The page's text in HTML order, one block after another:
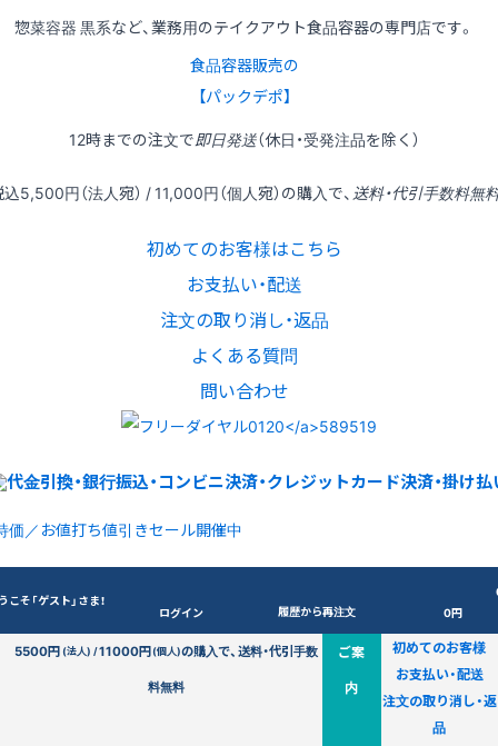
惣菜容器 黒系など、業務用のテイクアウト食品容器の専門店です。
食品容器販売の
【パックデポ】
12時までの注文で即日発送（休日・受発注品を除く）
込5,500円（法人宛） / 11,000円（個人宛）の購入で、 送料・代引手数料無
初めてのお客様はこちら
お支払い・配送
注文の取り消し・返品
よくある質問
問い合わせ
価／お値打ち値引きセール開催中
こそ「ゲスト」さま！
ログイン 履歴から再注文
0円
5500円(法人) /11000円(個人)の購入で、送料・代引手数
料無料
ご案
内
初めてのお客様
お支払い・配送
注文の取り消し・返
品